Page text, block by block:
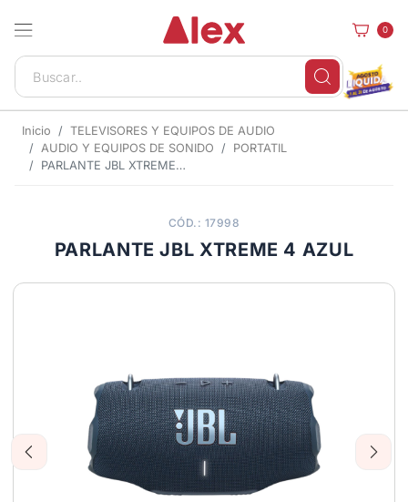
0
Inicio
TELEVISORES Y EQUIPOS DE AUDIO
AUDIO Y EQUIPOS DE SONIDO
PORTATIL
PARLANTE JBL XTREME 4 AZUL
CÓD.: 17998
PARLANTE JBL XTREME 4 AZUL
Previous Next